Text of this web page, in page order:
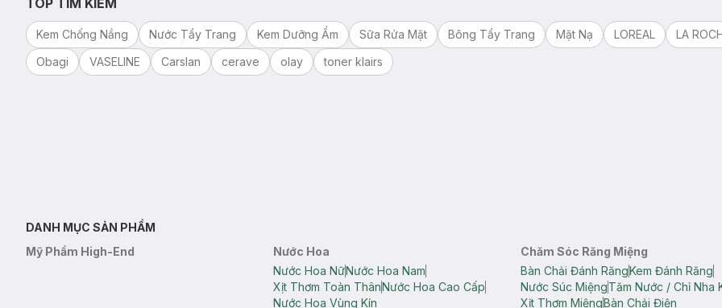
TOP TÌM KIẾM
Kem Chống Nắng Nước Tẩy Trang Kem Dưỡng Ẩm Sữa Rửa Mặt Bông Tẩy Trang Mặt Nạ LOREAL LA
Obagi
VASELINE Carslan cerave olay toner klairs
DANH MỤC SẢN PHẨM
Mỹ Phẩm High-End
Nước Hoa
Nước Hoa NữNước Hoa Nam
Xịt Thơm Toàn ThânNước Hoa Cao Cấp
Nước Hoa Vùng Kín
Chăm Sóc Răng Miệng
Bàn Chải Đánh RăngKem Đánh Răng
Nước Súc MiệngTăm Nước / Chỉ Nha
Xịt Thơm MiệngBàn Chải Điện